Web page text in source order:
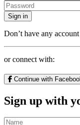
Sign in
Don’t have any
or connect with:
Continue with
Sign up with